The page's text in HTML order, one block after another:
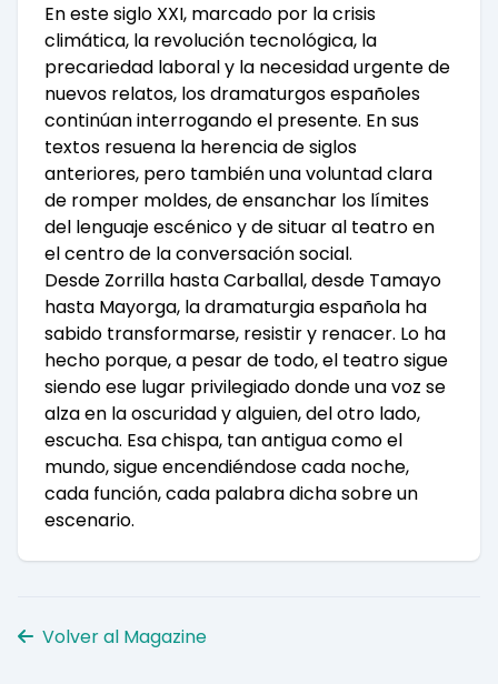
En este siglo XXI, marcado por la crisis
climática, la revolución tecnológica, la
precariedad laboral y la necesidad urgente de
nuevos relatos, los dramaturgos españoles
continúan interrogando el presente. En sus
textos resuena la herencia de siglos
anteriores, pero también una voluntad clara
de romper moldes, de ensanchar los límites
del lenguaje escénico y de situar al teatro en
el centro de la conversación social.
Desde Zorrilla hasta Carballal, desde Tamayo
hasta Mayorga, la dramaturgia española ha
sabido transformarse, resistir y renacer. Lo ha
hecho porque, a pesar de todo, el teatro sigue
siendo ese lugar privilegiado donde una voz se
alza en la oscuridad y alguien, del otro lado,
escucha. Esa chispa, tan antigua como el
mundo, sigue encendiéndose cada noche,
cada función, cada palabra dicha sobre un
escenario.
Volver al Magazine